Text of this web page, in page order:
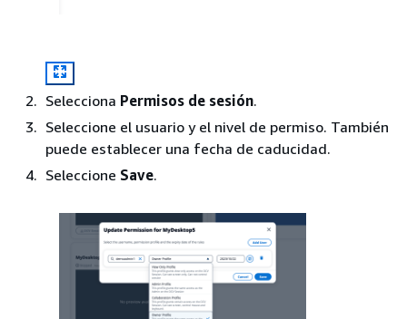
Selecciona Permisos de sesión.
Seleccione el usuario y el nivel de permiso. También
puede establecer una fecha de caducidad.
Seleccione Save.